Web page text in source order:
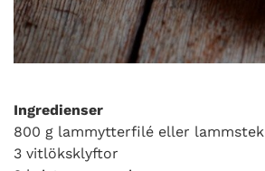
Ingredienser
800 g lammytterfilé eller lammstek
3 vitlöksklyftor